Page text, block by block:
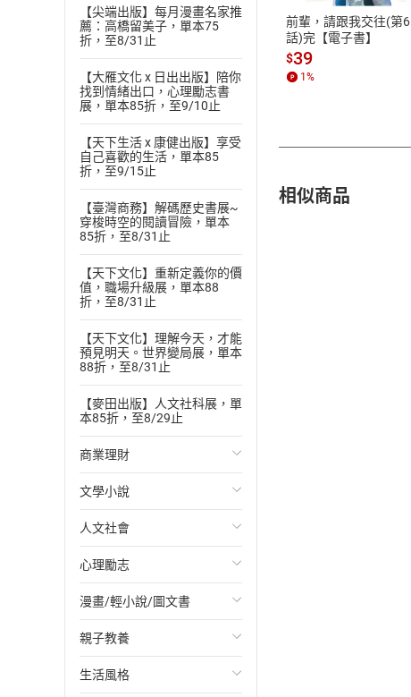
【尖端出版】每月漫畫名家推
薦：高橋留美子，單本75
折，至8/31止
【大雁文化 x 日出出版】陪你
找到情緒出口，心理勵志書
展，單本85折，至9/10止
【天下生活 x 康健出版】享受
自己喜歡的生活，單本85
折，至9/15止
【臺灣商務】解碼歷史書展~
穿梭時空的閱讀冒險，單本
85折，至8/31止
【天下文化】重新定義你的價
值，職場升級展，單本88
折，至8/31止
【天下文化】理解今天，才能
預見明天。世界變局展，單本
88折，至8/31止
【麥田出版】人文社科展，單
本85折，至8/29止
商業理財
投資理財
經濟/趨勢
財務/金融
管理/領導
職場工作術
成功法
文學小說
歐美文學
日本文學
韓國文學
華文文學
經典文學
人文社會
國際關係
政治
社會科學
台灣/中國歷史
心理勵志
心靈成長/情緒
人際關係
兩性關係
漫畫/輕小說/圖文書
輕小說
奇幻/科幻
親子教養
教育現場
生活風格
前輩，請跟我交往(第6
話)完【電子書】
$39
1 %
相似商品